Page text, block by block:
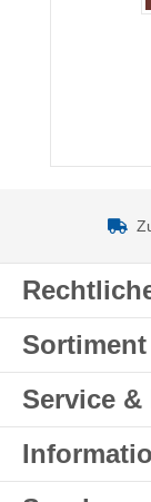
Sortiment
Service